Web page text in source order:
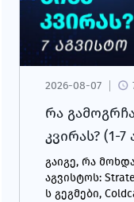
2026-08-07
რა
კვირას? (1-7
გაიგე, რა
აგვისტოს:
ს გეგმები,